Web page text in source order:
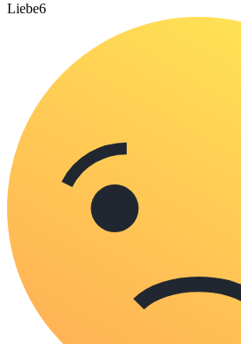
Liebe6